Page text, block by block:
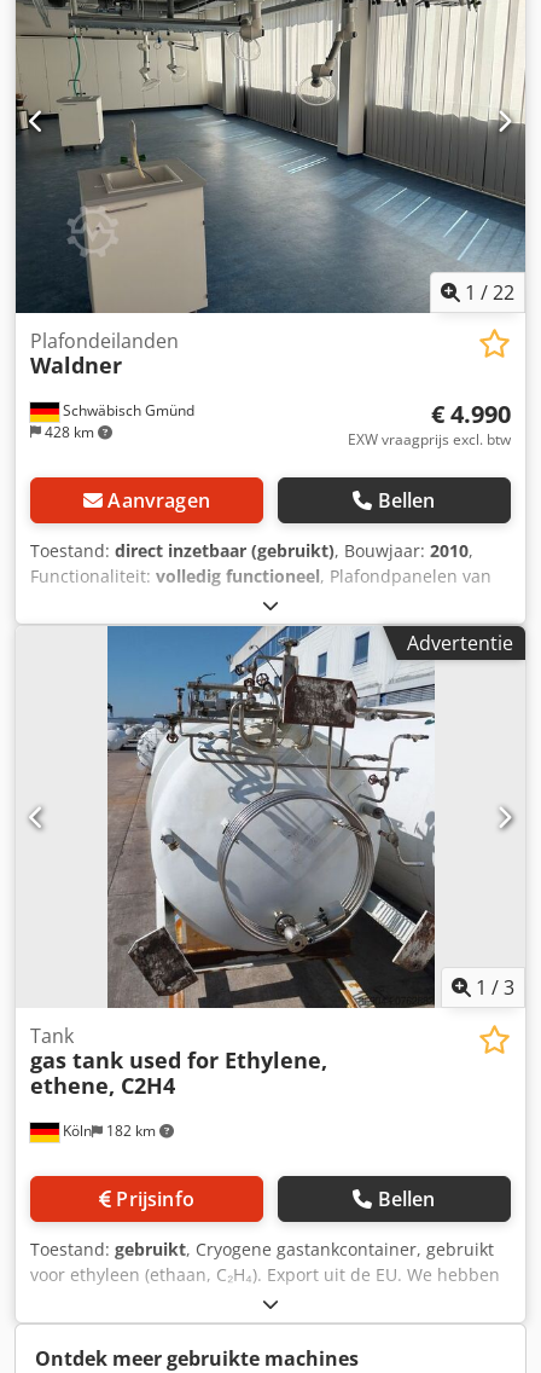
1 /22
Schwäbisch Gmünd
428 km
Plafondeilanden
Waldner
€ 4.990
EXW vraagprijs excl. btw
Aanvragen Bellen
Toestand: direct inzetbaar (gebruikt), Bouwjaar: 2010,
Functionaliteit: volledig functioneel, Plafondpanelen van
Waldner Bouwjaar: 2010 | Staat: gebruikt, direct inzetbaar
| Functionaliteit: volledig functioneel Prijs: € 4.990,00 voor
beide units, exclusief BTW en verzendkosten • Te koop:
twee hoogwaardige plafondpanelen van Waldner. • Er zijn
twee persluchtaansluitingen aanwezig. In plaats van een
onderste wateraansluiting is er een aansluiting voor
gedeïoniseerd water voorzien, waardoor het water naar
boven in het kanaal kan worden gezogen. • Er is een
aansluiting voor zware stroom aanwezig, evenals een
schakelkast met aardlekschakelaar en verlichting.
Dcjdpjzkadzjfx Albok • Gasleidingen zijn niet inbegrepen.
Advertentie
1 /3
Köln 182 km
Tank
gas tank used for Ethylene,
ethene, C2H4
Prijsinfo Bellen
Toestand: gebruikt, Cryogene gastankcontainer, gebruikt
voor ethyleen (ethaan, C₂H₄). Export uit de EU. We hebben
ook andere tanks voor verschillende gassen – neem
contact met ons op voor meer informatie. Dcedpfex Hykcjx
Albok
Ontdek meer gebruikte machines